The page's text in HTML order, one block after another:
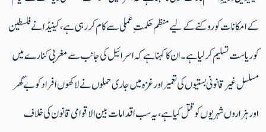
کے امکانات کو روکنے کے لیے منظم حکمتِ عملی سے کام کر رہی ہے، کینیڈا نے فلسطین
کو ریاست تسلیم کر لیا ہے۔ان کا کہنا ہے کہ اسرائیل کی جانب سے مغربی کنارے میں
مسلسل غیر قانونی بستیوں کی تعمیر اور غزہ میں جاری حملوں نے لاکھوں افراد کو بے گھر
اور ہزاروں شہریوں کو قتل کیا ہے، یہ سب اقدامات بین الاقوامی قانون کی خلاف